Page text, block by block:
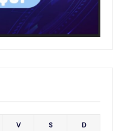
V S D